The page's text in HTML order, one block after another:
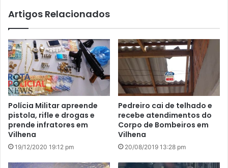
Artigos Relacionados
Polícia Militar apreende
pistola, rifle e drogas e
prende infratores em
Vilhena
19/12/2020 19:12 pm
Pedreiro cai de telhado e
recebe atendimentos do
Corpo de Bombeiros em
Vilhena
20/08/2019 13:28 pm